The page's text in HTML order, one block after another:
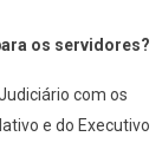
os servidores?
com os
e do Executivo